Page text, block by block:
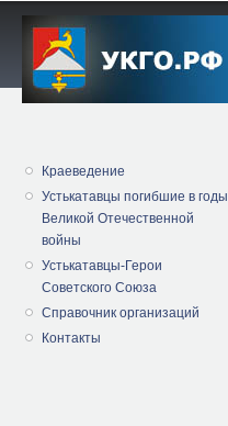
Краеведение
Устькатавцы погибшие в годы
Великой Отечественной
войны
Устькатавцы-Герои
Советского Союза
Справочник организаций
Контакты